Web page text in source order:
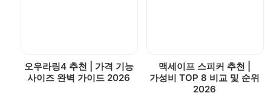
오우라링4 추천 | 가격 기능
사이즈 완벽 가이드 2026
맥세이프 스피커 추천 |
가성비 TOP 8 비교 및 순위
2026